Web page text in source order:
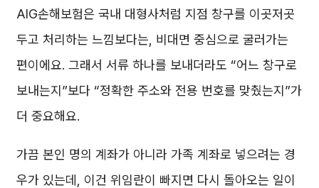
AIG손해보험은 국내 대형사처럼 지점 창구를 이곳저곳
두고 처리하는 느낌보다는, 비대면 중심으로 굴러가는
편이에요. 그래서 서류 하나를 보내더라도 “어느 창구로
보내는지”보다 “정확한 주소와 전용 번호를 맞췄는지”가
더 중요해요.
가끔 본인 명의 계좌가 아니라 가족 계좌로 넣으려는 경
우가 있는데, 이건 위임란이 빠지면 다시 돌아오는 일이